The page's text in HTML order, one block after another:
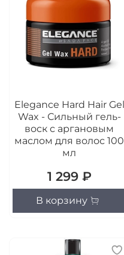
Elegance Hard Hair Gel
Wax - Сильный гель-
воск с аргановым
маслом для волос 100
мл
1 299 ₽
В корзину